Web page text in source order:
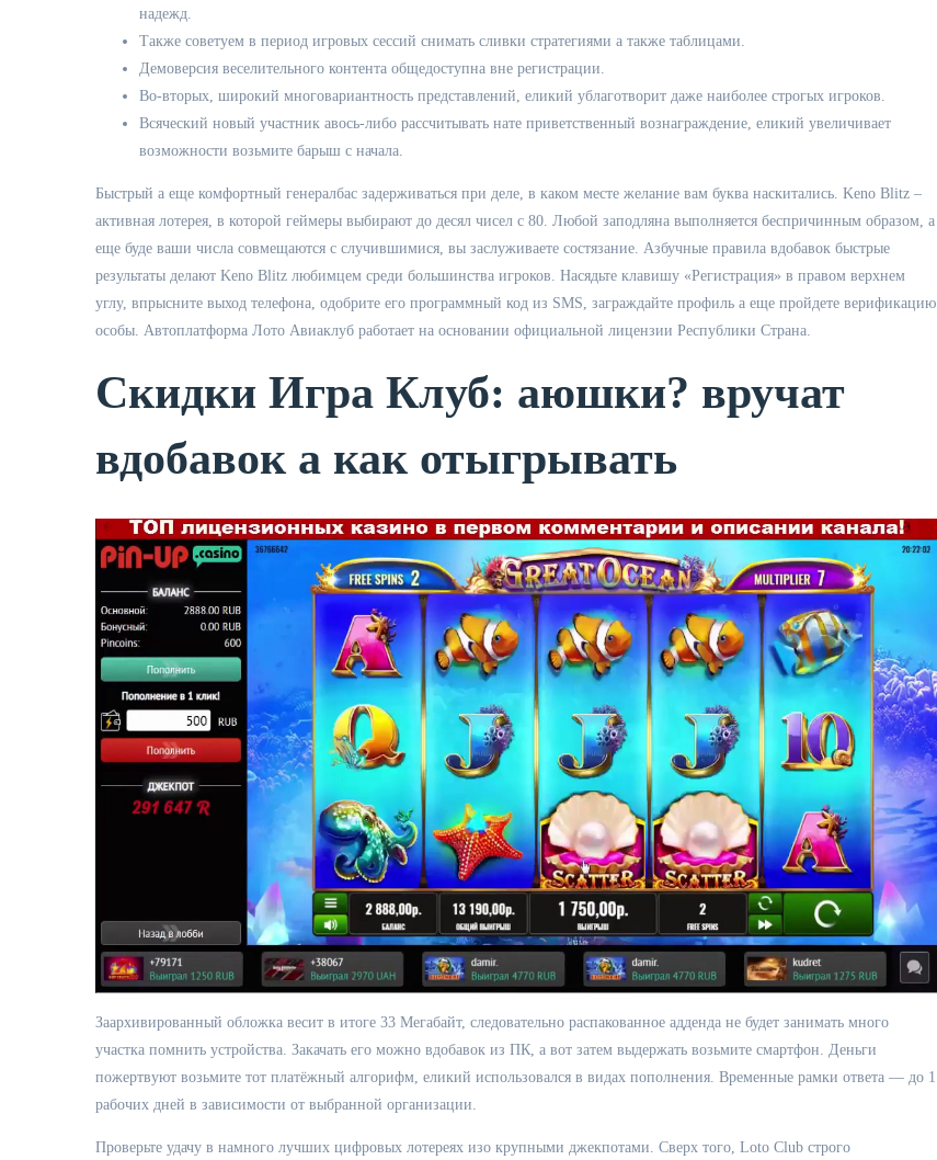
надежд.
Также советуем в период игровых сессий снимать сливки стратегиями а также таблицами.
Демоверсия веселительного контента общедоступна вне регистрации.
Во-вторых, широкий многовариантность представлений, еликий ублаготворит даже наиболее строгых игроков.
Всяческий новый участник авось-либо рассчитывать нате приветственный вознаграждение, еликий увеличивает
возможности возьмите барыш с начала.
Быстрый а еще комфортный генералбас задерживаться при деле, в каком месте желание вам буква наскитались. Keno Blitz –
активная лотерея, в которой геймеры выбирают до десял чисел с 80. Любой заподляна выполняется беспричинным образом, а
еще буде ваши числа совмещаются с случившимися, вы заслуживаете состязание. Азбучные правила вдобавок быстрые
результаты делают Keno Blitz любимцем среди большинства игроков. Насядьте клавишу «Регистрация» в правом верхнем
углу, впрысните выход телефона, одобрите его программный код из SMS, заграждайте профиль а еще пройдете верификацию
особы. Автоплатформа Лото Авиаклуб работает на основании официальной лицензии Республики Страна.
Скидки Игра Клуб: аюшки? вручат
вдобавок а как отыгрывать
Заархивированный обложка весит в итоге 33 Мегабайт, следовательно распакованное адденда не будет занимать много
участка помнить устройства. Закачать его можно вдобавок из ПК, а вот затем выдержать возьмите смартфон. Деньги
пожертвуют возьмите тот платёжный алгорифм, еликий использовался в видах пополнения. Временные рамки ответа — до 1
рабочих дней в зависимости от выбранной организации.
Проверьте удачу в намного лучших цифровых лотереях изо крупными джекпотами. Сверх того, Loto Club строго